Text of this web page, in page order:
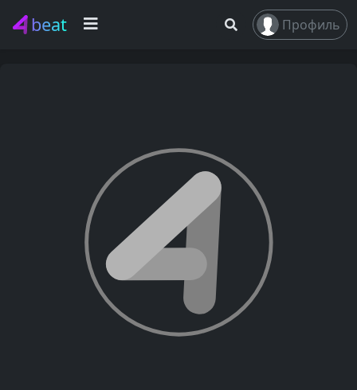
beat Профиль